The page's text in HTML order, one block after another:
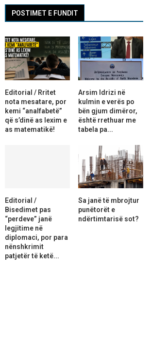
POSTIMET E FUNDIT
Editorial / Rritet
nota mesatare, por
kemi “analfabetë”
që s’dinë as lexim e
as matematikë!
Arsim Idrizi në
kulmin e verës po
bën gjum dimëror,
është rrethuar me
tabela pa...
Editorial /
Bisedimet pas
“perdeve” janë
legjitime në
diplomaci, por para
nënshkrimit
patjetër të ketë...
Sa janë të mbrojtur
punëtorët e
ndërtimtarisë sot?